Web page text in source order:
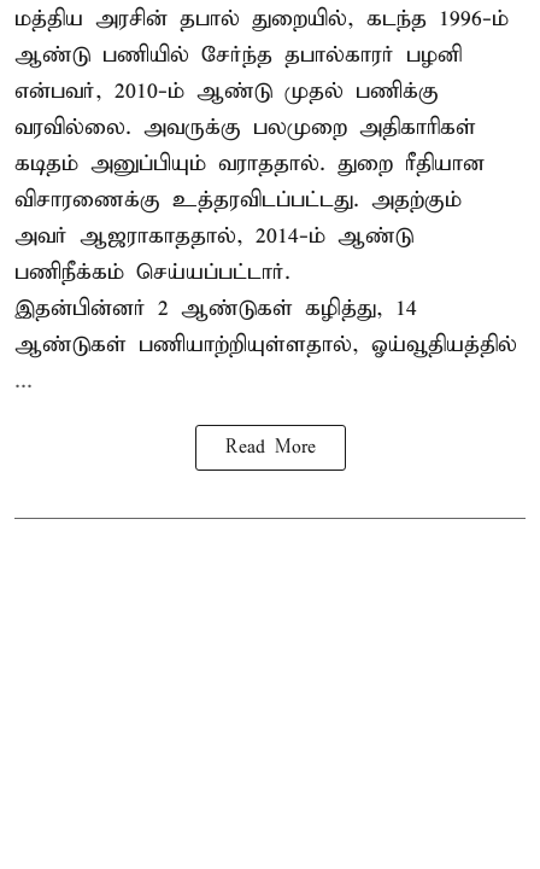
மத்திய அரசின் தபால் துறையில், கடந்த 1996-ம்
ஆண்டு பணியில் சேர்ந்த தபால்காரர் பழனி
என்பவர், 2010-ம் ஆண்டு முதல் பணிக்கு
வரவில்லை. அவருக்கு பலமுறை அதிகாரிகள்
கடிதம் அனுப்பியும் வராததால். துறை ரீதியான
விசாரணைக்கு உத்தரவிடப்பட்டது. அதற்கும்
அவர் ஆஜராகாததால், 2014-ம் ஆண்டு
பணிநீக்கம் செய்யப்பட்டார்.
இதன்பின்னர் 2 ஆண்டுகள் கழித்து, 14
ஆண்டுகள் பணியாற்றியுள்ளதால், ஓய்வூதியத்தில்
...
Read More